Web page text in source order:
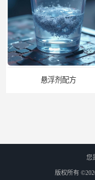
悬浮剂配方
您
版权所有